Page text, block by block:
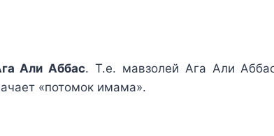
Али Аббас. Т.е. мавзолей Ага Али
«потомок имама».